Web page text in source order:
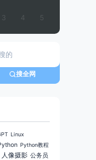
3 4 5
搜全网
Linux
Python教程
人像摄影 公务员